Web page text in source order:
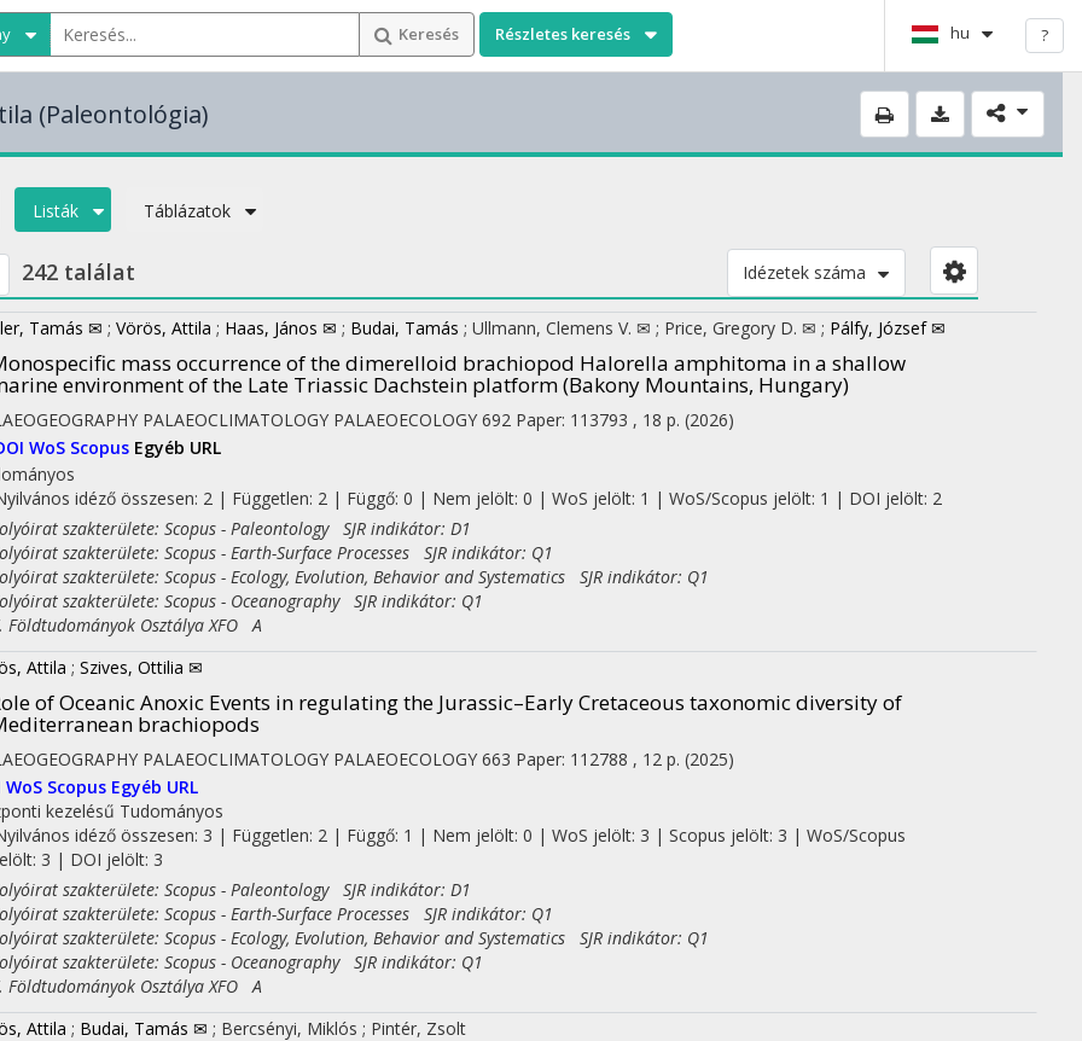
Keresés Részletes keresés hu ?
(Paleontológia)
Listák Táblázatok
242 találat Idézetek száma
Tamás ✉ ; Vörös, Attila ; Haas, János ✉ ; Budai, Tamás ; Ullmann, Clemens V. ✉ ; Price, Gregory D. ✉ ; Pálfy, József ✉
mass occurrence of the dimerelloid brachiopod Halorella amphitoma in a shallow
environment of the Late Triassic Dachstein platform (Bakony Mountains, Hungary)
PALAEOCLIMATOLOGY PALAEOECOLOGY 692 Paper: 113793 , 18 p. (2026)
WoS Scopus Egyéb URL
idéző összesen: 2 | Független: 2 | Függő: 0 | Nem jelölt: 0 | WoS jelölt: 1 | WoS/Scopus jelölt: 1 | DOI jelölt: 2
szakterülete: Scopus - Paleontology SJR indikátor: D1
szakterülete: Scopus - Earth-Surface Processes SJR indikátor: Q1
szakterülete: Scopus - Ecology, Evolution, Behavior and Systematics SJR indikátor: Q1
szakterülete: Scopus - Oceanography SJR indikátor: Q1
Osztálya XFO A
Attila ; Szives, Ottilia ✉
of Oceanic Anoxic Events in regulating the Jurassic–Early Cretaceous taxonomic diversity of
brachiopods
PALAEOCLIMATOLOGY PALAEOECOLOGY 663 Paper: 112788 , 12 p. (2025)
WoS Scopus Egyéb URL
kezelésű Tudományos
idéző összesen: 3 | Független: 2 | Függő: 1 | Nem jelölt: 0 | WoS jelölt: 3 | Scopus jelölt: 3 | WoS/Scopus
3 | DOI jelölt: 3
szakterülete: Scopus - Paleontology SJR indikátor: D1
szakterülete: Scopus - Earth-Surface Processes SJR indikátor: Q1
szakterülete: Scopus - Ecology, Evolution, Behavior and Systematics SJR indikátor: Q1
szakterülete: Scopus - Oceanography SJR indikátor: Q1
Osztálya XFO A
Attila ; Budai, Tamás ✉ ; Bercsényi, Miklós ; Pintér, Zsolt